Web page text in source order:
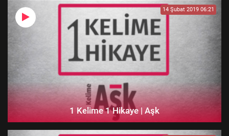
14 Şubat 2019 06:21
1 Kelime 1 Hikaye | Aşk